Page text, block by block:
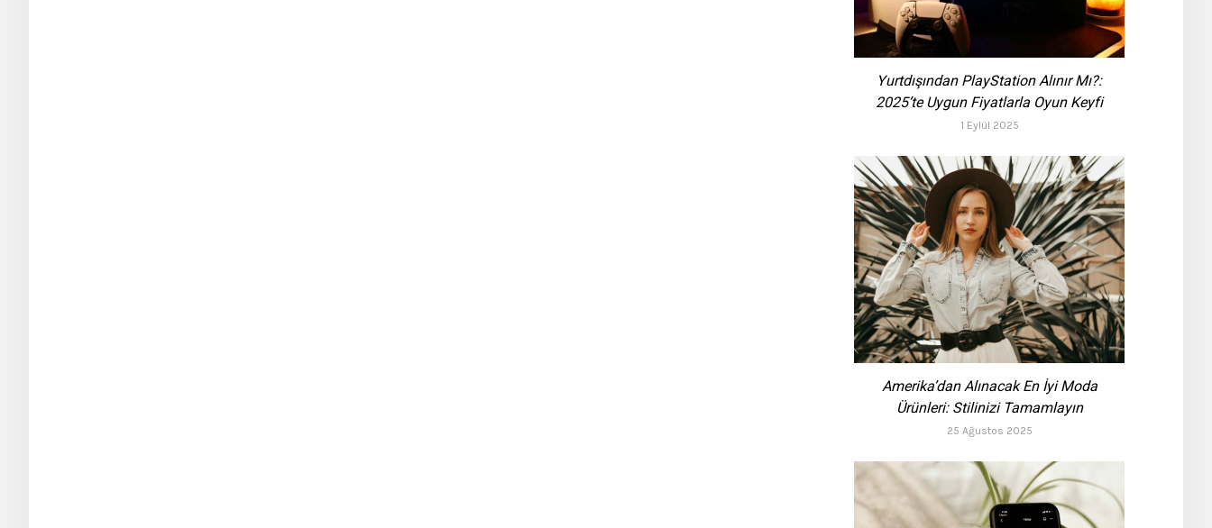
Yurtdışından PlayStation Alınır Mı?:
2025’te Uygun Fiyatlarla Oyun Keyfi
1 Eylül 2025
Amerika’dan Alınacak En İyi Moda
Ürünleri: Stilinizi Tamamlayın
25 Ağustos 2025